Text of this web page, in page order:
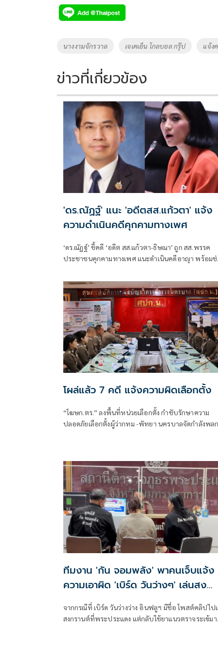
e
b
o
k
tt
er
p
y
Li
k
Tags
นางงามจักรวาล เจเคเอ็น โกลบอล กรุ๊ป แจ้ง
ข่าวที่เกี่ยวข้อง
'ดร.ณัฏฐ์' แนะ 'อดีตสส.แก้วตา' แจ้ง
ความดำเนินคดีคุกคามทางเพศ
‘ดร.ณัฏฐ์’ ชี้คดี ‘อดีต สส.แก้วตา-ธิษณา’ ถูก สส.พรรค
ประชาชนคุกคามทางเพศ แนะดำเนินคดีอาญา พร้อมช่
คดี
โผล่แล้ว 7 คดี แจ้งความผิดเลือกตั้ง
“โฆษก.ตร.” ลงพื้นที่หน่วยเลือกตั้ง กำชับรักษาความ
ปลอดภัยเลือกตั้งผู้ว่ากทม -พัทยา นครบาลจัดกำลังพลก
ทีมงาน 'กัน จอมพลัง' พาคนเจ็บแจ้ง
ความเอาผิด 'เบิร์ด วันว่างๆ' เล่นสง
กรานต์พิเรนป้ายกาวยาแนว
จากกรณีที่ เบิร์ด วันว่างว่าง อินฟลูฯ มีชื่อ โพสต์คลิปไป
สงกรานต์ที่พระประแดง แต่กลับใช้ยาแนวตราจระเข้มา